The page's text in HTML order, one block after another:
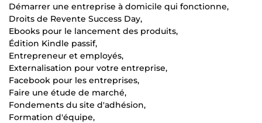
Démarrer une entreprise à domicile qui fonctionne,
Droits de Revente Success Day,
Ebooks pour le lancement des produits,
Édition Kindle passif,
Entrepreneur et employés,
Externalisation pour votre entreprise,
Facebook pour les entreprises,
Faire une étude de marché,
Fondements du site d'adhésion,
Formation d'équipe,